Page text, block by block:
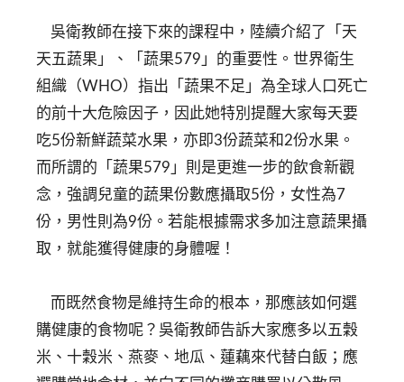
吳衛教師在接下來的課程中，陸續介紹了「天
天五蔬果」、「蔬果579」的重要性。世界衛生
組織（WHO）指出「蔬果不足」為全球人口死亡
的前十大危險因子，因此她特別提醒大家每天要
吃5份新鮮蔬菜水果，亦即3份蔬菜和2份水果。
而所謂的「蔬果579」則是更進一步的飲食新觀
念，強調兒童的蔬果份數應攝取5份，女性為7
份，男性則為9份。若能根據需求多加注意蔬果攝
取，就能獲得健康的身體喔！
而既然食物是維持生命的根本，那應該如何選
購健康的食物呢？吳衛教師告訴大家應多以五穀
米、十穀米、燕麥、地瓜、蓮藕來代替白飯；應